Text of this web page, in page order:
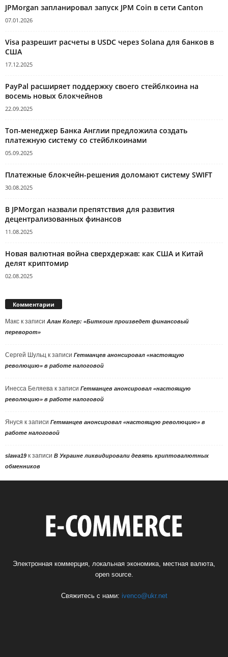
JPMorgan запланировал запуск JPM Coin в сети Canton
07.01.2026
Visa разрешит расчеты в USDC через Solana для банков в
США
17.12.2025
PayPal расширяет поддержку своего стейблкоина на
восемь новых блокчейнов
22.09.2025
Топ-менеджер Банка Англии предложила создать
платежную систему со стейблкоинами
05.09.2025
Платежные блокчейн-решения доломают систему SWIFT
30.08.2025
В JPMorgan назвали препятствия для развития
децентрализованных финансов
11.08.2025
Новая валютная война сверхдержав: как США и Китай
делят криптомир
02.08.2025
Комментарии
Макс к записи Алан Колер: «Биткоин произведет финансовый
переворот»
Сергей Шульц к записи Гетманцев анонсировал «настоящую
революцию» в работе налоговой
Инесса Беляева к записи Гетманцев анонсировал «настоящую
революцию» в работе налоговой
Януся к записи Гетманцев анонсировал «настоящую революцию» в
работе налоговой
slawa19 к записи В Украине ликвидировали девять криптовалютных
обменников
Электронная коммерция, локальная экономика, местная валюта,
open source.
Свяжитесь с нами: ivenco@ukr.net